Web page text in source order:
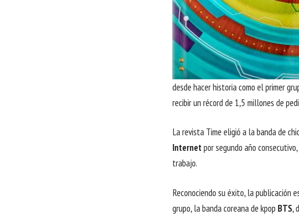
desde hacer historia como el primer
recibir un récord de 1,5 millones de
La revista Time eligió a la banda de
Internet por segundo año
trabajo.
Reconociendo su éxito, la publicación
grupo, la banda coreana de kpop BTS,